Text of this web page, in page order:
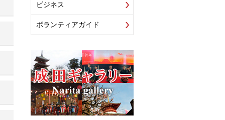
ビジネス
ボランティアガイド